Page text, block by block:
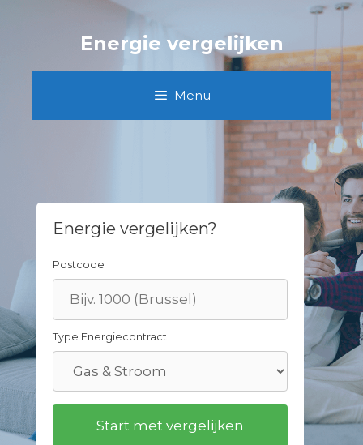
Energie vergelijken
Menu
Energie vergelijken?
Postcode
Type Energiecontract